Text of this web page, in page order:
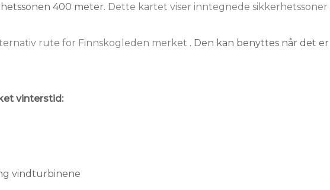
400 meter. Dette kartet viser inntegnede sikkerhetssoner
rute for Finnskogleden merket . Den kan benyttes når det er
vinterstid:
vindturbinene